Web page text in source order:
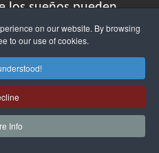
on our website. By browsing
to our use of cookies.
Info
los sueños pueden
algún aspecto
, etc.Nunca cojas un
totalmente literal,
cada personalidad
sus